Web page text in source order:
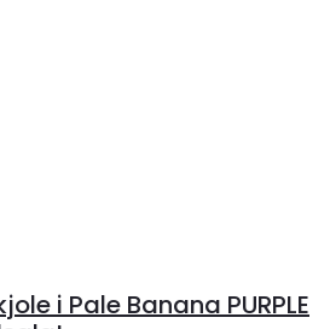
i Pale Banana PURPLE